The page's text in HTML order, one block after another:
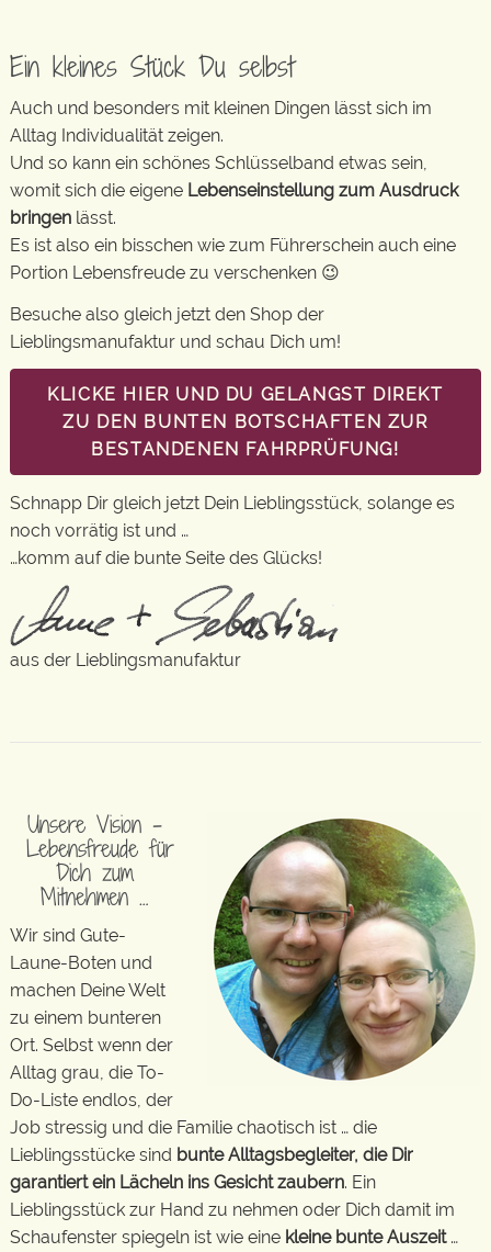
Ein kleines Stück Du selbst
Auch und besonders mit kleinen Dingen lässt sich im
Alltag Individualität zeigen.
Und so kann ein schönes Schlüsselband etwas sein,
womit sich die eigene Lebenseinstellung zum Ausdruck
bringen lässt.
Es ist also ein bisschen wie zum Führerschein auch eine
Portion Lebensfreude zu verschenken 😉
Besuche also gleich jetzt den Shop der
Lieblingsmanufaktur und schau Dich um!
KLICKE HIER UND DU GELANGST DIREKT
ZU DEN BUNTEN BOTSCHAFTEN ZUR
BESTANDENEN FAHRPRÜFUNG!
Schnapp Dir gleich jetzt Dein Lieblingsstück, solange es
noch vorrätig ist und …
…komm auf die bunte Seite des Glücks!
aus der Lieblingsmanufaktur
Unsere Vision –
Lebensfreude für
Dich zum
Mitnehmen …
Wir sind Gute-
Laune-Boten und
machen Deine Welt
zu einem bunteren
Ort. Selbst wenn der
Alltag grau, die To-
Do-Liste endlos, der
Job stressig und die Familie chaotisch ist … die
Lieblingsstücke sind bunte Alltagsbegleiter, die Dir
garantiert ein Lächeln ins Gesicht zaubern. Ein
Lieblingsstück zur Hand zu nehmen oder Dich damit im
Schaufenster spiegeln ist wie eine kleine bunte Auszeit…